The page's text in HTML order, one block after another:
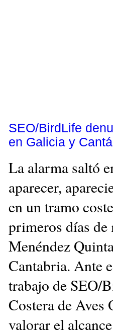
SEO/BirdLife
en Galicia y
La alarma saltó
aparecer,
en un tramo
primeros días de
Menéndez
Cantabria. Ante
trabajo de SEO/
Costera de
valorar el